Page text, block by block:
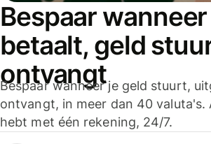
Bespaar
betaalt, geld
ontvangt
Bespaar wanneer je geld stuurt,
ontvangt, in meer dan 40 valuta's.
hebt met één rekening, 24/7.